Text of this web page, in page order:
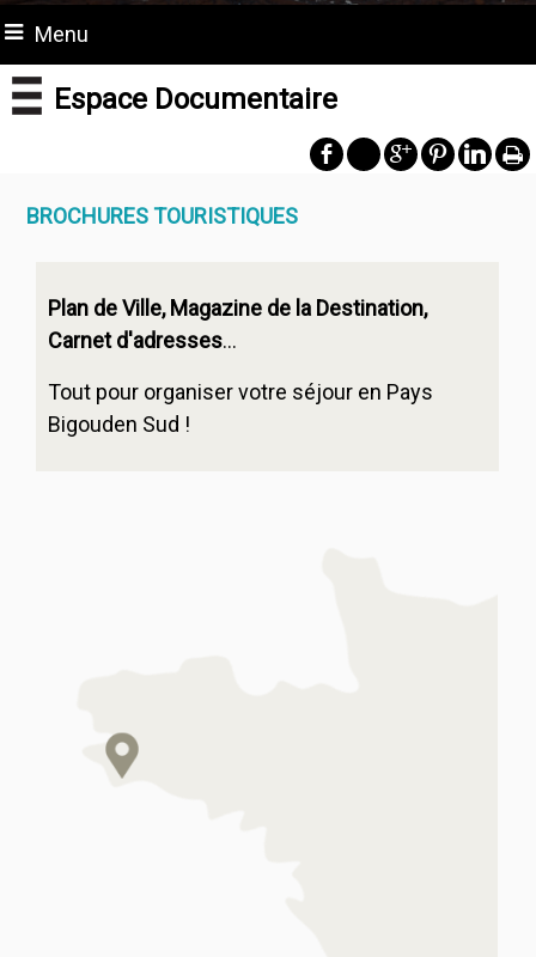
Menu
Espace Documentaire
BROCHURES TOURISTIQUES
Plan de Ville, Magazine de la Destination,
Carnet d'adresses...
Tout pour organiser votre séjour en Pays
Bigouden Sud !